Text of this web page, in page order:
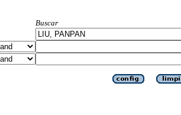
Buscar